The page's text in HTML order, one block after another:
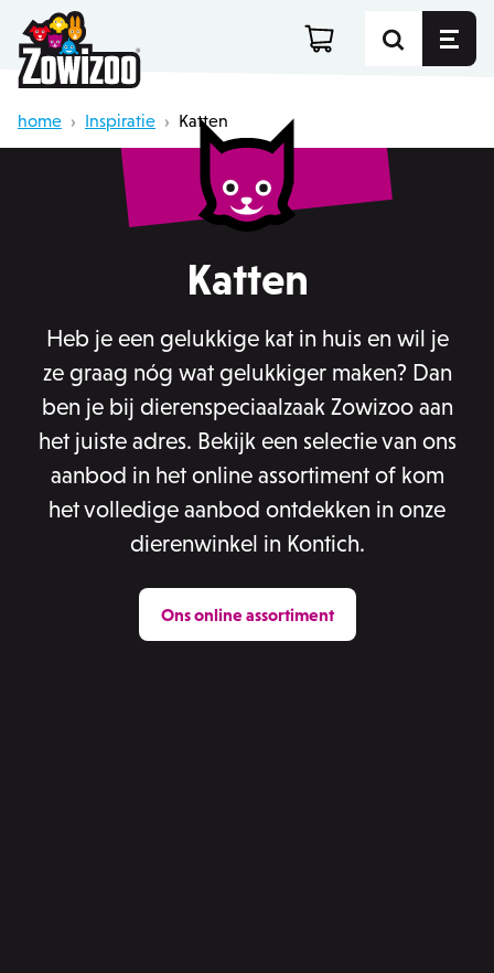
home › Inspiratie › Katten
Katten
Heb je een gelukkige kat in huis en wil je
ze graag nóg wat gelukkiger maken? Dan
ben je bij dierenspeciaalzaak Zowizoo aan
het juiste adres. Bekijk een selectie van ons
aanbod in het online assortiment of kom
het volledige aanbod ontdekken in onze
dierenwinkel in Kontich.
Ons online assortiment